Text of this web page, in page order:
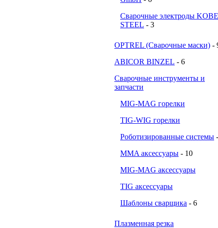
Сварочные электроды KOBE
STEEL - 3
OPTREL (Сварочные маски) -
ABICOR BINZEL - 6
Сварочные инструменты и
запчасти
MIG-MAG горелки
TIG-WIG горелки
Роботизированные системы
MMA аксессуары - 10
MIG-MAG аксессуары
TIG аксессуары
Шаблоны сварщика - 6
Плазменная резка